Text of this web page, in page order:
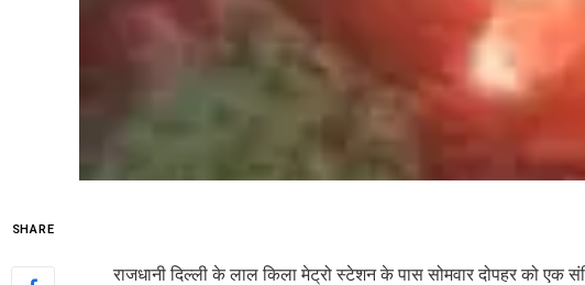
SHARE
राजधानी दिल्ली के लाल किला मेट्रो स्टेशन के पास सोमवार दोपहर को